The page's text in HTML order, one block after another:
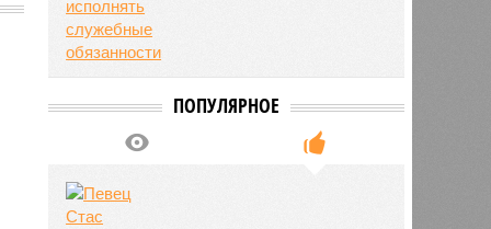
ПОПУЛЯРНОЕ